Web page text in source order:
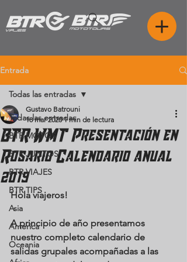
Entrada
Todas las entradas
BTR MOTOS
BTR JUNTOS
BTR VIAJES
BTR TIPS
Asia
America
Oceania
Todas las entradas
BTR WMT Presentación en
Rosario Calendario anual
2019
Gustavo Batrouni
18 mar 2020 1 min de lectura
Hola viajeros!
A principio de año presentamos
nuestro completo calendario de
salidas grupales acompañadas a las